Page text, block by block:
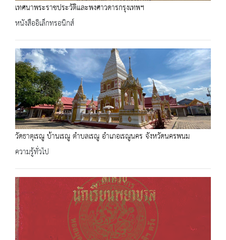
เทศนาพระราชประวัติและพงศาวดารกรุงเทพฯ
หนังสืออิเล็กทรอนิกส์
วัดธาตุเรณู บ้านเรณู ตำบลเรณู อำเภอเรณูนคร จังหวัดนครพนม
ความรู้ทั่วไป